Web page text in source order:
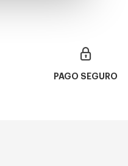
PAGO SEGURO